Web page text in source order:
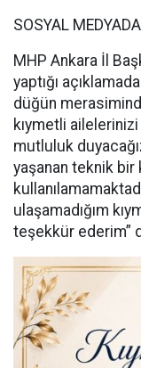
SOSYAL
MHP Ankara İl
yaptığı
düğün
kıymetli
mutluluk
yaşanan teknik bir
ulaşamadığım
teşekkür ederim”